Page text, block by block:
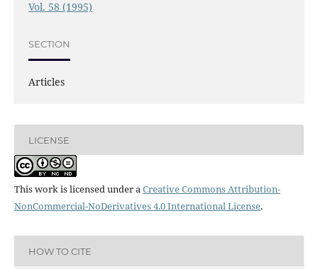
Vol. 58 (1995)
SECTION
Articles
LICENSE
This work is licensed under aCreative Commons Attribution-
NonCommercial-NoDerivatives 4.0 International License.
HOW TO CITE